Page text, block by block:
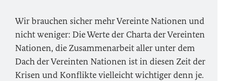
Wir brauchen sicher mehr Vereinte Nationen und
nicht weniger: Die Werte der Charta der Vereinten
Nationen, die Zusammenarbeit aller unter dem
Dach der Vereinten Nationen ist in diesen Zeit der
Krisen und Konflikte vielleicht wichtiger denn je.